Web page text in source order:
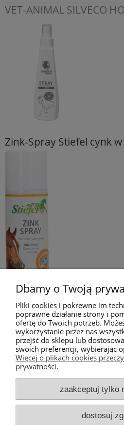
VET-ANIMAL SILVECO
Zink-Spray Stiefel cynk
Pomoc
Moje
Dbamy o Twoją
Pliki cookies i pokrewne im
poprawne działanie strony i
ofertę do Twoich potrzeb.
wykorzystanie przez nas
przejść do sklepu lub
swoich preferencji, wybierając
Więcej o plikach cookies
prywatności.
zaakceptuj tylko
dostosuj